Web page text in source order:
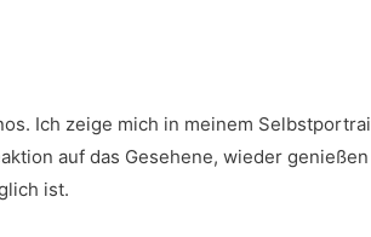
Ich zei­ge mich in mei­nem
auf das Gese­he­ne, wie­der
ist.